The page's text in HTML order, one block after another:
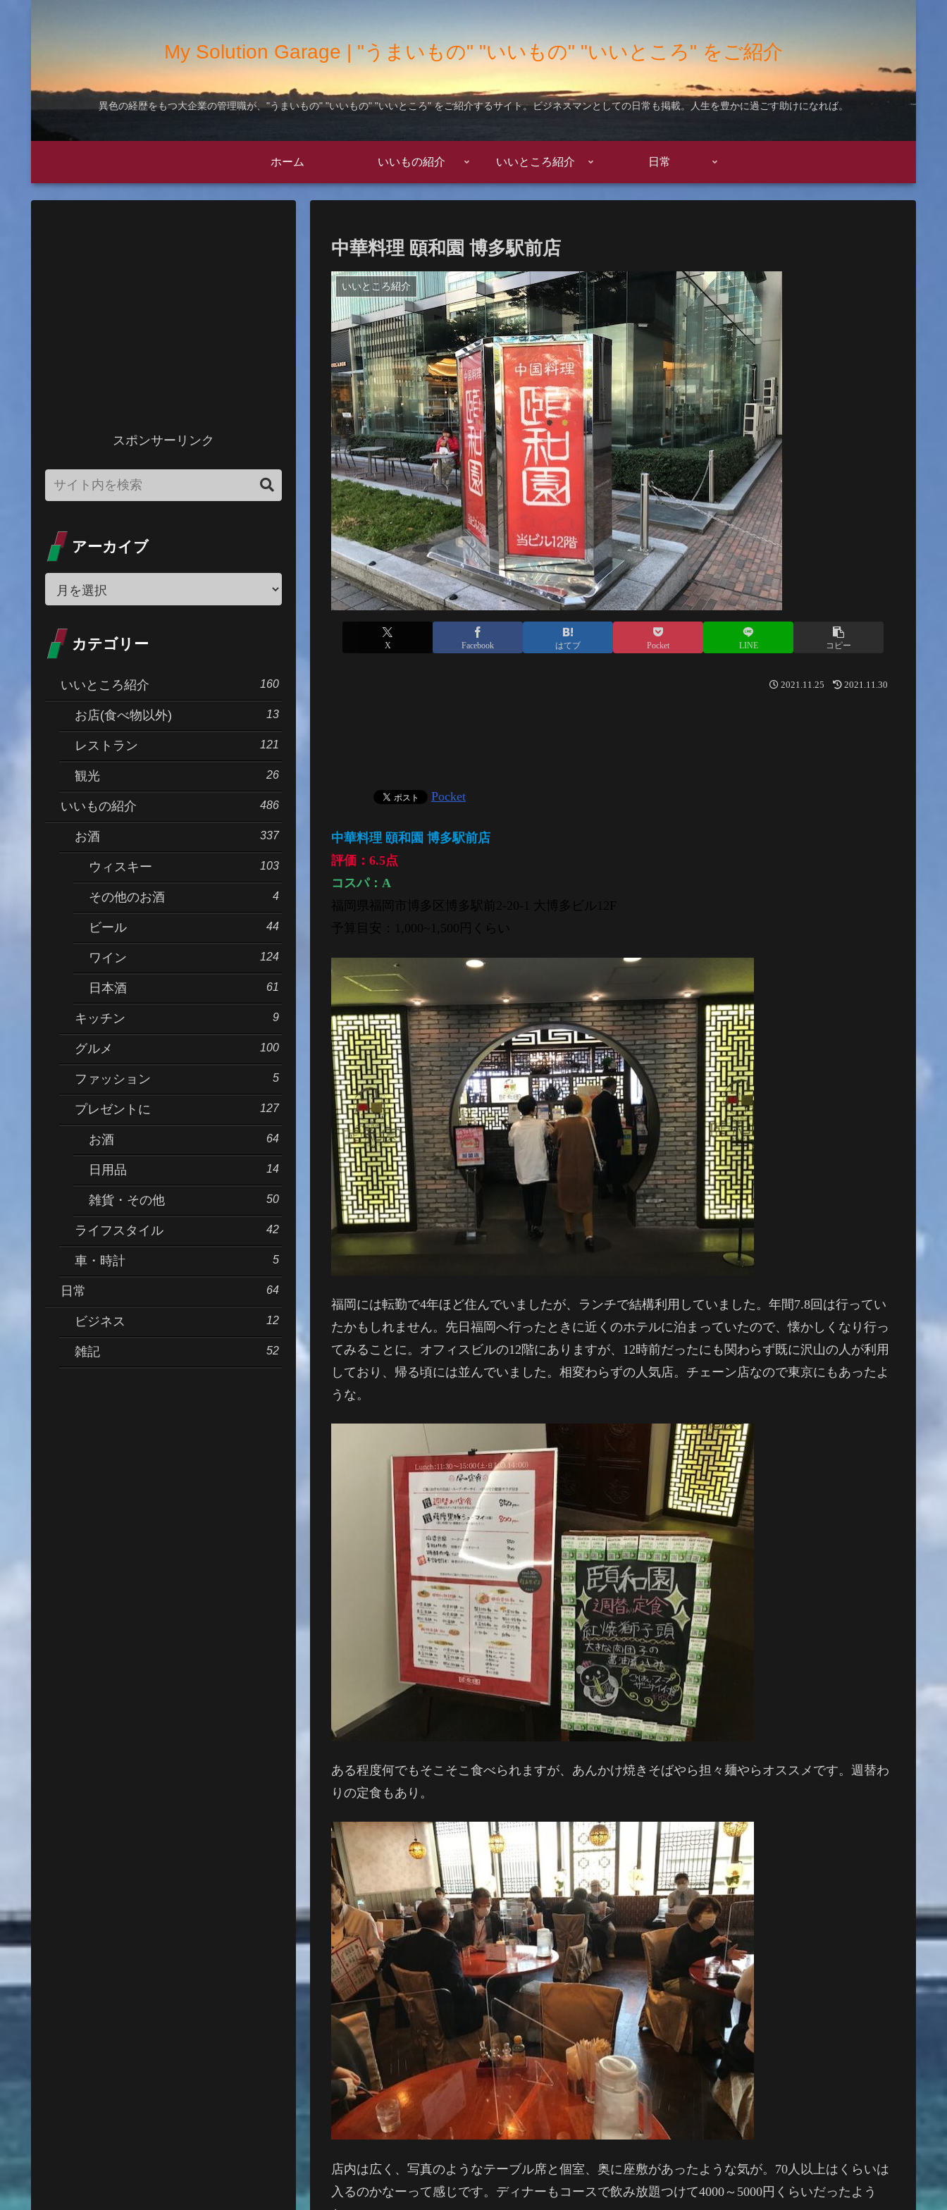
My Solution Garage | "うまいもの" "いいもの" "いいところ" をご紹介
異色の経歴をもつ大企業の管理職が、"うまいもの" "いいもの" "いいところ" をご紹介するサイト。ビジネスマンとしての日常も掲載。人生を豊かに過ごす助けになれば。
ホーム いいもの紹介 いいところ紹介 日常
中華料理 頤和園 博多駅前店
いいところ紹介
X Facebook はてブ Pocket LINE コピー
2021.11.25 2021.11.30
Pocket
中華料理 頤和園 博多駅前店
評価：6.5点
コスパ： A
福岡県福岡市博多区博多駅前2-20-1 大博多ビル12F
予算目安：1,000~1,500円くらい
福岡には転勤で4年ほど住んでいましたが、ランチで結構利用していました。年間7.8回は行ってい
たかもしれません。先日福岡へ行ったときに近くのホテルに泊まっていたので、懐かしくなり行っ
てみることに。オフィスビルの12階にありますが、12時前だったにも関わらず既に沢山の人が利用
しており、帰る頃には並んでいました。相変わらずの人気店。チェーン店なので東京にもあったよ
うな。
ある程度何でもそこそこ食べられますが、あんかけ焼きそばやら担々麺やらオススメです。週替わ
りの定食もあり。
店内は広く、写真のようなテーブル席と個室、奥に座敷があったような気が。70人以上はくらいは
入るのかなーって感じです。ディナーもコースで飲み放題つけて4000～5000円くらいだったよう
スポンサーリンク
アーカイブ
カテゴリー
いいところ紹介 160
お店(食べ物以外) 13
レストラン 121
観光 26
いいもの紹介 486
お酒 337
ウィスキー 103
その他のお酒 4
ビール 44
ワイン 124
日本酒 61
キッチン 9
グルメ 100
ファッション 5
プレゼントに 127
お酒 64
日用品 14
雑貨・その他 50
ライフスタイル 42
車・時計 5
日常 64
ビジネス 12
雑記 52